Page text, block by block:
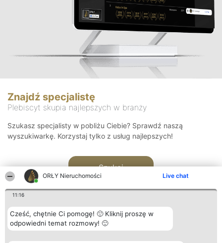
ORŁY Nieruchomości Live chat
11:16
Cześć, chętnie Ci pomogę! 🙂 Kliknij proszę w
odpowiedni temat rozmowy! 🙂
Znajdź specjalistę
Plebiscyt skupia najlepszych w branży
Szukasz specjalisty w pobliżu Ciebie? Sprawdź naszą
wyszukiwarkę. Korzystaj tylko z usług najlepszych!
Szukaj
Organizator plebiscytu Plebiscyt Kontakt